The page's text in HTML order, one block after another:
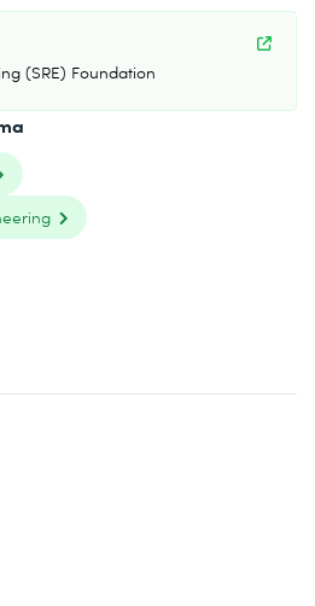
(SRE) Foundation